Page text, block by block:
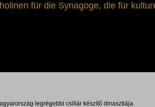
für die Synagoge, die für
legrégebbi csillár készítő dinasztiája.